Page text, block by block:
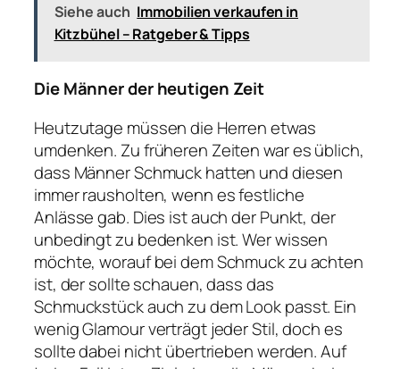
Siehe auch Immobilien verkaufen in
Kitzbühel – Ratgeber & Tipps
Die Männer der heutigen Zeit
Heutzutage müssen die Herren etwas
umdenken. Zu früheren Zeiten war es üblich,
dass Männer Schmuck hatten und diesen
immer rausholten, wenn es festliche
Anlässe gab. Dies ist auch der Punkt, der
unbedingt zu bedenken ist. Wer wissen
möchte, worauf bei dem Schmuck zu achten
ist, der sollte schauen, dass das
Schmuckstück auch zu dem Look passt. Ein
wenig Glamour verträgt jeder Stil, doch es
sollte dabei nicht übertrieben werden. Auf